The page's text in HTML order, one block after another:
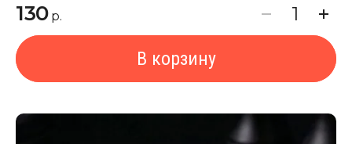
130р.
В корзину